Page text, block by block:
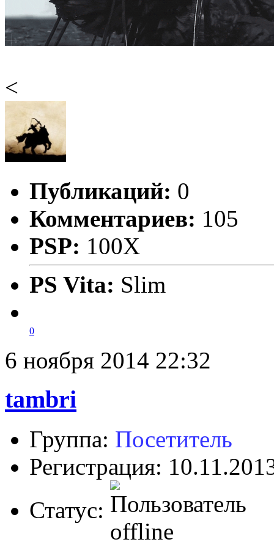
<
Публикаций: 0
Комментариев: 105
PSP: 100X
PS Vita: Slim
0
6 ноября 2014 22:32
tambri
Группа: Посетитель
Регистрация:
Статус: